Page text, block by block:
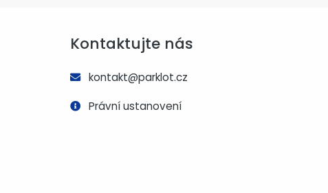
Kontaktujte nás
kontakt@parklot.cz
Právní ustanovení